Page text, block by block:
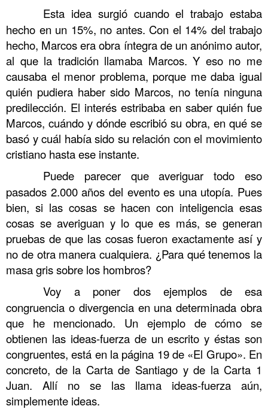
Esta idea surgió cuando el trabajo estaba
hecho en un 15%, no antes. Con el 14% del trabajo
hecho, Marcos era obra íntegra de un anónimo autor,
al que la tradición llamaba Marcos. Y eso no me
causaba el menor problema, porque me daba igual
quién pudiera haber sido Marcos, no tenía ninguna
predilección. El interés estribaba en saber quién fue
Marcos, cuándo y dónde escribió su obra, en qué se
basó y cuál había sido su relación con el movimiento
cristiano hasta ese instante.
Puede parecer que averiguar todo eso
pasados 2.000 años del evento es una utopía. Pues
bien, si las cosas se hacen con inteligencia esas
cosas se averiguan y lo que es más, se generan
pruebas de que las cosas fueron exactamente así y
no de otra manera cualquiera. ¿Para qué tenemos la
masa gris sobre los hombros?
Voy a poner dos ejemplos de esa
congruencia o divergencia en una determinada obra
que he mencionado. Un ejemplo de cómo se
obtienen las ideas-fuerza de un escrito y éstas son
congruentes, está en la página 19 de «El Grupo». En
concreto, de la Carta de Santiago y de la Carta 1
Juan. Allí no se las llama ideas-fuerza aún,
simplemente ideas.